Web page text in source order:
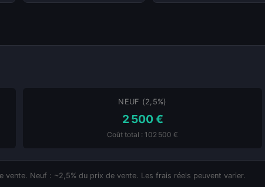
NEUF (2,5%)
2 500 €
Coût total : 102 500 €
Neuf : ~2,5% du prix de vente. Les frais réels peuvent varier.